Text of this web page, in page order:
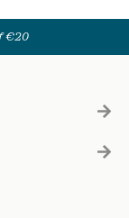
€20